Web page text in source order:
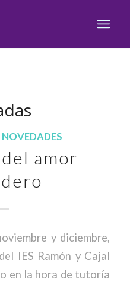
NOVEDADES
amor
y diciembre,
IES Ramón y Cajal
en la hora de tutoría